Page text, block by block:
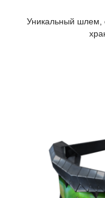
Уникальный шлем,